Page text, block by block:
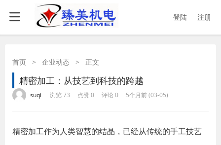
登陆 注册
首页 > 企业动态 > 正文
精密加工：从技艺到科技的跨越
suqi 浏览 73 点赞 0 评论 0 5个月前 (03-05)
精密加工作为人类智慧的结晶，已经从传统的手工技艺